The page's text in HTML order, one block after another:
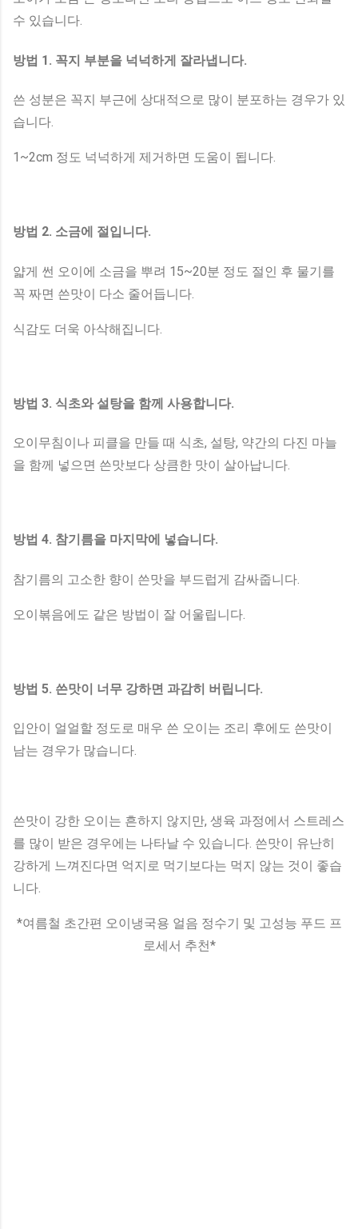
수 있습니다.
방법 1. 꼭지 부분을 넉넉하게 잘라냅니다.
쓴 성분은 꼭지 부근에 상대적으로 많이 분포하는 경우가 있
습니다.
1~2cm 정도 넉넉하게 제거하면 도움이 됩니다.
방법 2. 소금에 절입니다.
얇게 썬 오이에 소금을 뿌려 15~20분 정도 절인 후 물기를
꼭 짜면 쓴맛이 다소 줄어듭니다.
식감도 더욱 아삭해집니다.
방법 3. 식초와 설탕을 함께 사용합니다.
오이무침이나 피클을 만들 때 식초, 설탕, 약간의 다진 마늘
을 함께 넣으면 쓴맛보다 상큼한 맛이 살아납니다.
방법 4. 참기름을 마지막에 넣습니다.
참기름의 고소한 향이 쓴맛을 부드럽게 감싸줍니다.
오이볶음에도 같은 방법이 잘 어울립니다.
방법 5. 쓴맛이 너무 강하면 과감히 버립니다.
입안이 얼얼할 정도로 매우 쓴 오이는 조리 후에도 쓴맛이
남는 경우가 많습니다.
쓴맛이 강한 오이는 흔하지 않지만, 생육 과정에서 스트레스
를 많이 받은 경우에는 나타날 수 있습니다. 쓴맛이 유난히
강하게 느껴진다면 억지로 먹기보다는 먹지 않는 것이 좋습
니다.
*여름철 초간편 오이냉국용 얼음 정수기 및 고성능 푸드 프
로세서 추천*